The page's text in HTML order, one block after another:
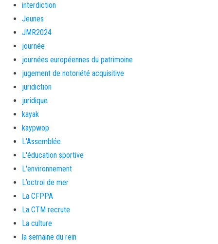
interdiction
Jeunes
JMR2024
journée
journées européennes du patrimoine
jugement de notoriété acquisitive
juridiction
juridique
kayak
kaypwop
L'Assemblée
L'éducation sportive
L'environnement
L’octroi de mer
La CFPPA
La CTM recrute
La culture
la semaine du rein